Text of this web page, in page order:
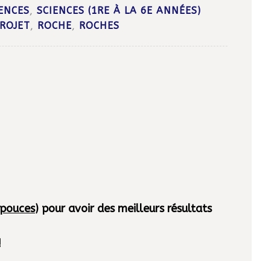
,SCIENCES (1RE À LA 6E ANNÉES)
, ROCHE, ROCHES
) pour avoir des meilleurs résultats